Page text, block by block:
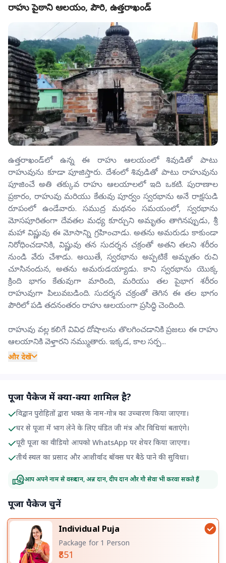
రాహు పైఠాని ఆలయం, పౌరి, ఉత్తరాఖండ్
ఉత్తరాఖండ్‌లో ఉన్న ఈ రాహు ఆలయంలో శివుడితో పాటు
రాహువును కూడా పూజిస్తారు. దేశంలో శివుడితో పాటు రాహువును
పూజించే అతి తక్కువ రాహు ఆలయాలలో ఇది ఒకటి. పురాణాల
ప్రకారం, రాహువు మరియు కేతువు పూర్వం స్వరభాను అనే రాక్షసుడి
రూపంలో ఉండేవారు. సముద్ర మథనం సమయంలో, స్వరభాను
మోసపూరితంగా దేవతల మధ్య కూర్చుని అమృతం తాగినప్పుడు, శ్రీ
మహా విష్ణువు ఈ మోసాన్ని గ్రహించాడు. అతను అమరుడు కాకుండా
నిరోధించడానికి, విష్ణువు తన సుదర్శన చక్రంతో అతని తలని శరీరం
నుండి వేరు చేశాడు. అయితే, స్వరభాను అప్పటికే అమృతం రుచి
చూసినందున, అతను అమరుడయ్యాడు. కాని స్వరభాను యొక్క
క్రింది భాగం కేతువుగా మారింది, మరియు తల పైభాగ శరీరం
రాహువుగా పిలువబడింది. సుదర్శన చక్రంతో తెగిన ఈ తల భాగం
పౌరిలో పడి తదనంతరం రాహు ఆలయంగా ప్రసిద్ధి చెందింది.
రాహువు వల్ల కలిగే వివిధ దోషాలను తొలగించడానికి ప్రజలు ఈ రాహు
ఆలయానికి వెళ్తారని నమ్ముతారు. ఇక్కడ, కాల సర్ప...
और देखें
पूजा पैकेज में क्या-क्या शामिल है?
विद्वान पुरोहितों द्वारा भक्त के नाम-गोत्र का उच्चारण किया जाएगा।
घर से पूजा में भाग लेने के लिए पंडित जी मंत्र और विधियां बताएंगे।
पूरी पूजा का वीडियो आपको WhatsApp पर शेयर किया जाएगा।
तीर्थ स्थल का प्रसाद और आशीर्वाद बॉक्स घर बैठे पाने की सुविधा।
आप अपने नाम से वस्त्र दान, अन्न दान, दीप दान और गौ सेवा भी करवा सकते हैं
पूजा पैकेज चुनें
Individual Puja
Package for 1 Person
₹851